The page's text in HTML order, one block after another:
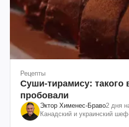
Рецепты
Суши-тирамису: такого
пробовали
Эктор Хименес-Браво2 дня
Канадский и украинский